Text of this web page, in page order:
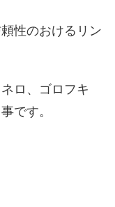
性のおけるリン
ロ、ゴロフキ
です。